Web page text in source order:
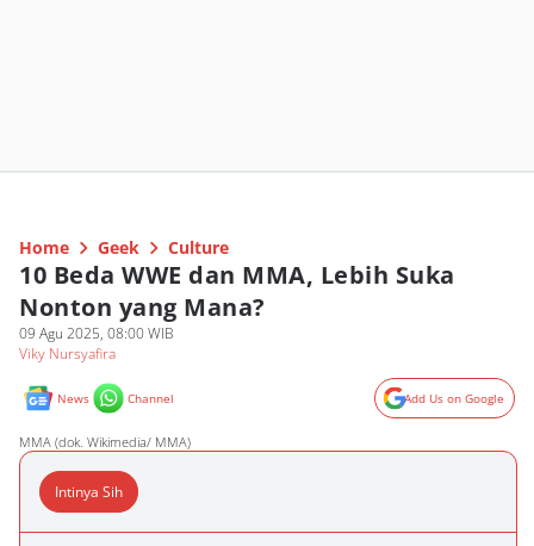
Home Geek Culture
10 Beda WWE dan MMA, Lebih Suka
Nonton yang Mana?
09 Agu 2025, 08:00 WIB
Viky Nursyafira
News Channel Add Us on Google
MMA (dok. Wikimedia/ MMA)
Intinya Sih